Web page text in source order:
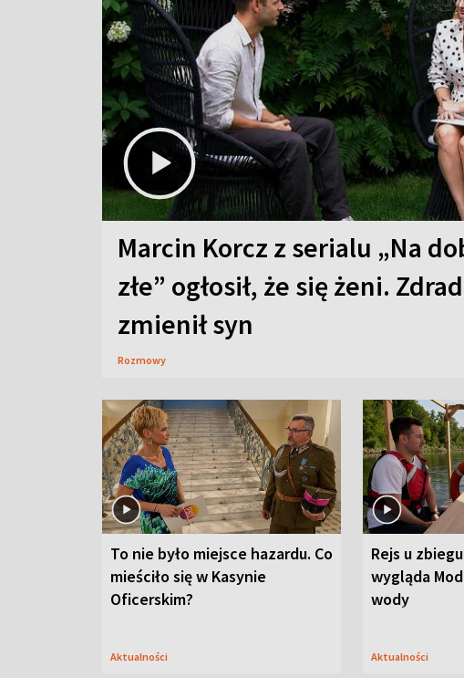
Marcin Korcz z serialu „Na
złe” ogłosił, że się żeni.
zmienił syn
Rozmowy
To nie było miejsce hazardu. Co
mieściło się w Kasynie
Oficerskim?
Aktualności
Rejs u
wygląda
wody
Aktualności